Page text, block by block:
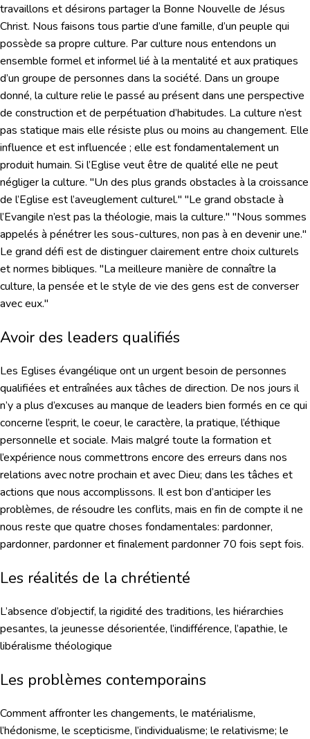
travaillons et désirons partager la Bonne Nouvelle de Jésus
Christ. Nous faisons tous partie d’une famille, d’un peuple qui
possède sa propre culture. Par culture nous entendons un
ensemble formel et informel lié à la mentalité et aux pratiques
d’un groupe de personnes dans la société. Dans un groupe
donné, la culture relie le passé au présent dans une perspective
de construction et de perpétuation d’habitudes. La culture n’est
pas statique mais elle résiste plus ou moins au changement. Elle
influence et est influencée ; elle est fondamentalement un
produit humain. Si l’Eglise veut être de qualité elle ne peut
négliger la culture. "Un des plus grands obstacles à la croissance
de l’Eglise est l’aveuglement culturel." "Le grand obstacle à
l’Evangile n’est pas la théologie, mais la culture." "Nous sommes
appelés à pénétrer les sous-cultures, non pas à en devenir une."
Le grand défi est de distinguer clairement entre choix culturels
et normes bibliques. "La meilleure manière de connaître la
culture, la pensée et le style de vie des gens est de converser
avec eux."
Avoir des leaders qualifiés
Les Eglises évangélique ont un urgent besoin de personnes
qualifiées et entraînées aux tâches de direction. De nos jours il
n’y a plus d’excuses au manque de leaders bien formés en ce qui
concerne l’esprit, le coeur, le caractère, la pratique, l’éthique
personnelle et sociale. Mais malgré toute la formation et
l’expérience nous commettrons encore des erreurs dans nos
relations avec notre prochain et avec Dieu; dans les tâches et
actions que nous accomplissons. Il est bon d’anticiper les
problèmes, de résoudre les conflits, mais en fin de compte il ne
nous reste que quatre choses fondamentales: pardonner,
pardonner, pardonner et finalement pardonner 70 fois sept fois.
Les réalités de la chrétienté
L’absence d’objectif, la rigidité des traditions, les hiérarchies
pesantes, la jeunesse désorientée, l’indifférence, l’apathie, le
libéralisme théologique
Les problèmes contemporains
Comment affronter les changements, le matérialisme,
l’hédonisme, le scepticisme, l’individualisme; le relativisme; le